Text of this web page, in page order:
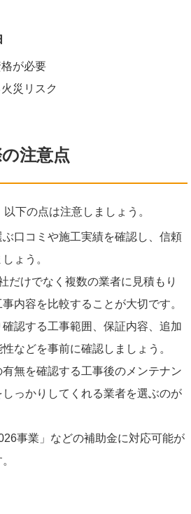
が必要
災リスク
注意点
下の点は注意しましょう。
口コミや施工実績を確認し、信頼
ょう。
だけでなく複数の業者に見積もり
内容を比較することが大切です。
認する工事範囲、保証内容、追加
などを事前に確認しましょう。
無を確認する工事後のメンテナン
っかりしてくれる業者を選ぶのが
事業」などの補助金に対応可能が